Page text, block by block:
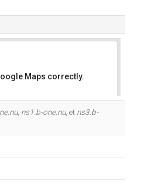
Maps correctly.
, ns1.b-one.nu, et ns3.b-